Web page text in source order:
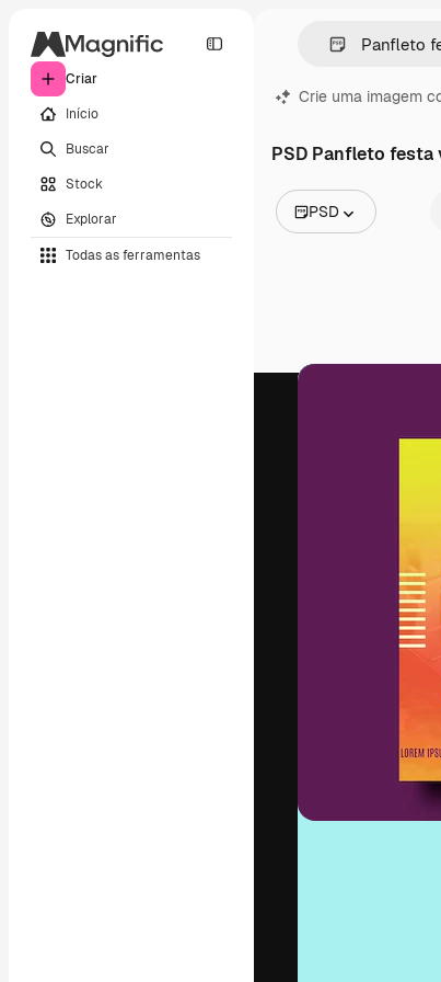
Criar
Início
Buscar
Stock
Explorar
Todas as ferramentas
Crie uma imagem
PSD Panfleto festa
PSD
Vídeos
A
seu